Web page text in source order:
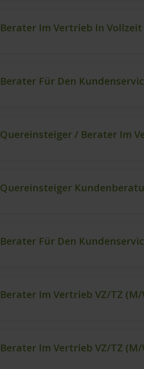
Berater Im Vertrieb In
Berater Für Den
Quereinsteiger / Berater Im
Quereinsteiger
Berater Für Den
Berater Im Vertrieb VZ/TZ
Berater Im Vertrieb VZ/TZ